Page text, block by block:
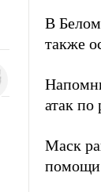
В
также
атак по
Маск
помощи